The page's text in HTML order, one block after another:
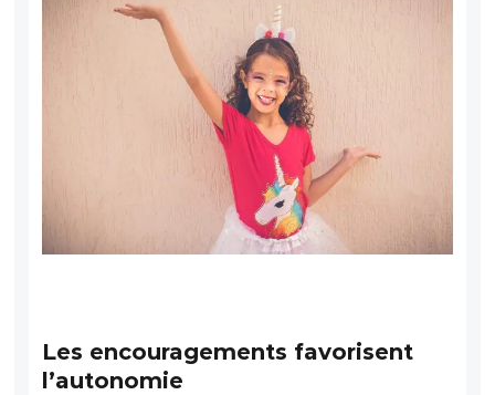
Les encouragements favorisent
l’autonomie